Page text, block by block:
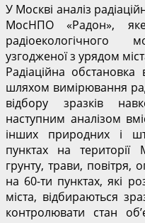
У Москві аналіз
МосНПО «Радон»,
узгодженої з урядом
Радіаційна
шляхом вимірювання
відбору зразків
наступним аналізом
інших природних і
пунктах на території
грунту, трави, повітря,
на 60-ти пунктах, які
міста, відбираються
контролювати стан